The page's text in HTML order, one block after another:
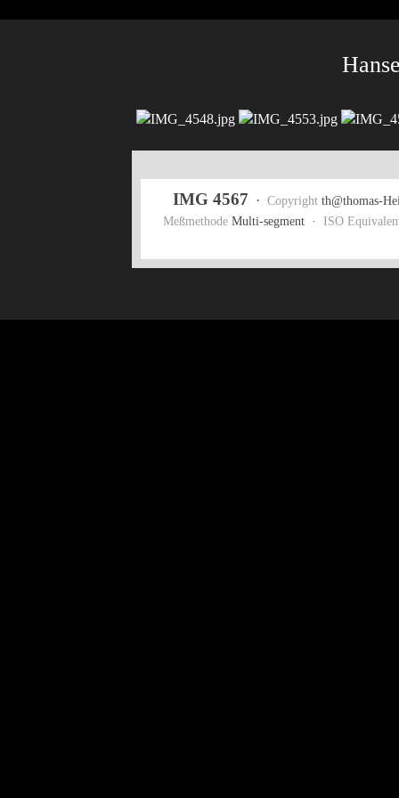
IMG 4567 · Copyrightth@thomas-
MeßmethodeMulti-segment · ISO